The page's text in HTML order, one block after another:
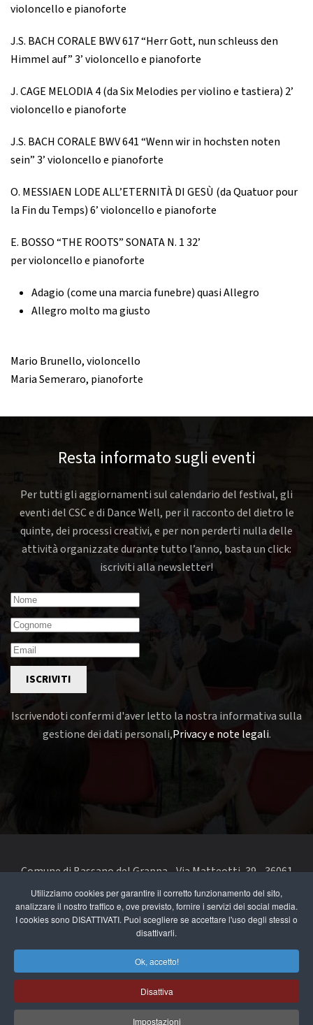
Utilizziamo cookies per garantire il corretto funzionamento del sito,
analizzare il nostro traffico e, ove previsto, fornire i servizi dei social media.
I cookies sono DISATTIVATI. Puoi scegliere se accettare l'uso degli stessi o
disattivarli.
Ok, accetto!
Disattiva
Impostazioni
violoncello e pianoforte
J.S. BACH CORALE BWV 617 “Herr Gott, nun schleuss den
Himmel auf” 3’ violoncello e pianoforte
J. CAGE MELODIA 4 (da Six Melodies per violino e tastiera) 2’
violoncello e pianoforte
J.S. BACH CORALE BWV 641 “Wenn wir in hochsten noten
sein” 3’ violoncello e pianoforte
O. MESSIAEN LODE ALL’ETERNITÀ DI GESÙ (da Quatuor pour
la Fin du Temps) 6’ violoncello e pianoforte
E. BOSSO “THE ROOTS” SONATA N. 1 32’
per violoncello e pianoforte
Adagio (come una marcia funebre) quasi Allegro
Allegro molto ma giusto
Mario Brunello, violoncello
Maria Semeraro, pianoforte
Resta informato sugli eventi
Per tutti gli aggiornamenti sul calendario del festival, gli
eventi del CSC e di Dance Well, per il racconto del dietro le
quinte, dei processi creativi, e per non perderti nulla delle
attività organizzate durante tutto l’anno, basta un click:
iscriviti alla newsletter!
ISCRIVITI
Iscrivendoti confermi d'aver letto la nostra informativa sulla
gestione dei dati personali,Privacy e note legali.
Comune di Bassano del Grappa - Via Matteotti, 39 - 36061
Bassano del Grappa VI - Telefono 0424 519111 - codice fiscale
e partita IVA 00168480242
segnala un problema di accessibilità
accessibilità
Privacy e note legali
Cookie Policy